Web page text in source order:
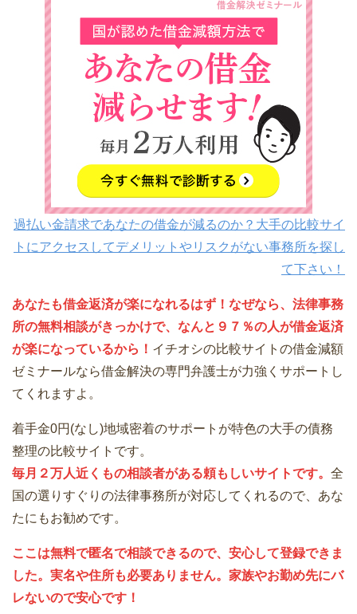
過払い金請求であなたの借金が減るのか？大手の比較サイ
トにアクセスしてデメリットやリスクがない事務所を探し
て下さい！
あなたも借金返済が楽になれるはず！なぜなら、法律事務
所の無料相談がきっかけで、なんと９７％の人が借金返済
が楽になっているから！ イチオシの比較サイトの借金減額
ゼミナールなら借金解決の専門弁護士が力強くサポートし
てくれますよ。
着手金0円(なし)地域密着のサポートが特色の大手の債務
整理の比較サイトです。
毎月２万人近くもの相談者がある頼もしいサイトです。 全
国の選りすぐりの法律事務所が対応してくれるので、あな
たにもお勧めです。
ここは無料で匿名で相談できるので、安心して登録できま
した。実名や住所も必要ありません。家族やお勤め先にバ
レないので安心です！